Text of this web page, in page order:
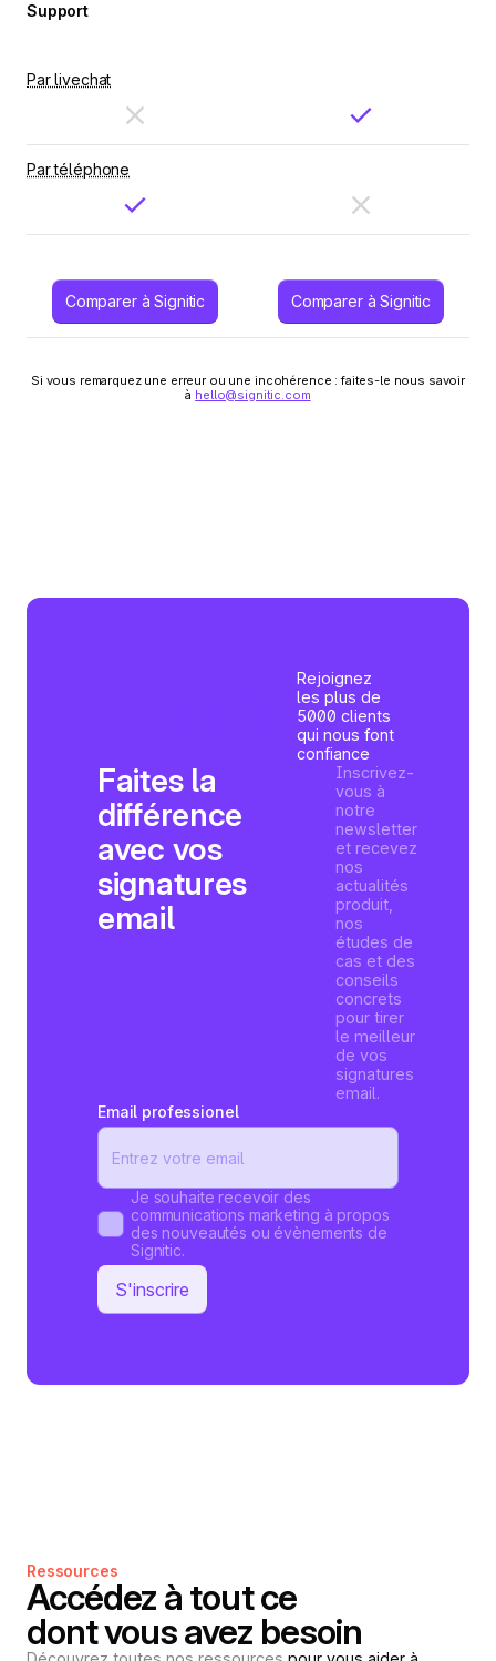
Support
Par livechat
Par téléphone
Comparer à Signitic Comparer à Signitic
Si vous remarquez une erreur ou une incohérence : faites-le nous savoir
à hello@signitic.com
Rejoignez
les plus de
5000 clients
qui nous font
confiance
Faites la
différence
avec vos
signatures
email
Inscrivez-
vous à
notre
newsletter
et recevez
nos
actualités
produit,
nos
études de
cas et des
conseils
concrets
pour tirer
le meilleur
de vos
signatures
email.
Email professionel
Je souhaite recevoir des
communications marketing à propos
des nouveautés ou évènements de
Signitic.
Ressources
Accédez à tout ce
dont vous avez besoin